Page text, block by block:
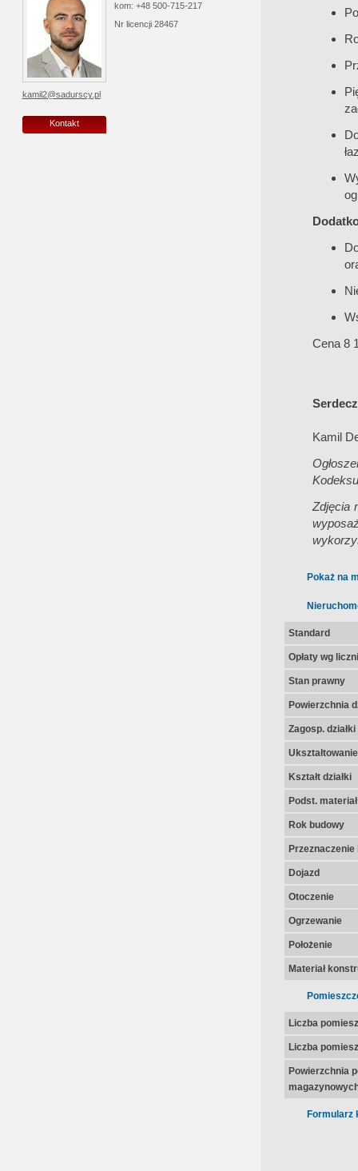
kom: +48 500-715-217
Nr licencji 28467
kamil2@sadurscy.pl
Kontakt
Cena 8
Kamil
Zdjęcia
Pokaż na
Standard
Opłaty wg
Stan prawny
Powierzchnia
Zagosp. działki
Kształt działki
Podst.
Rok budowy
Przeznaczenie
Dojazd
Otoczenie
Ogrzewanie
Położenie
Materiał
Liczba
Liczba
Powierzchnia
Formularz